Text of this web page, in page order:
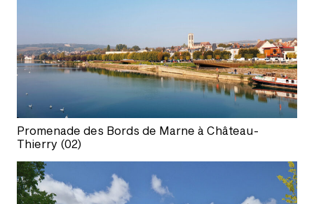
Promenade des Bords de Marne à Château-
Thierry (02)